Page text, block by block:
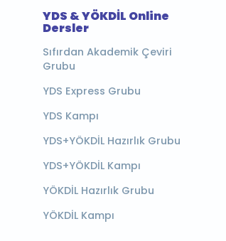
YDS & YÖKDİL Online
Dersler
Sıfırdan Akademik Çeviri
Grubu
YDS Express Grubu
YDS Kampı
YDS+YÖKDİL Hazırlık Grubu
YDS+YÖKDİL Kampı
YÖKDİL Hazırlık Grubu
YÖKDİL Kampı